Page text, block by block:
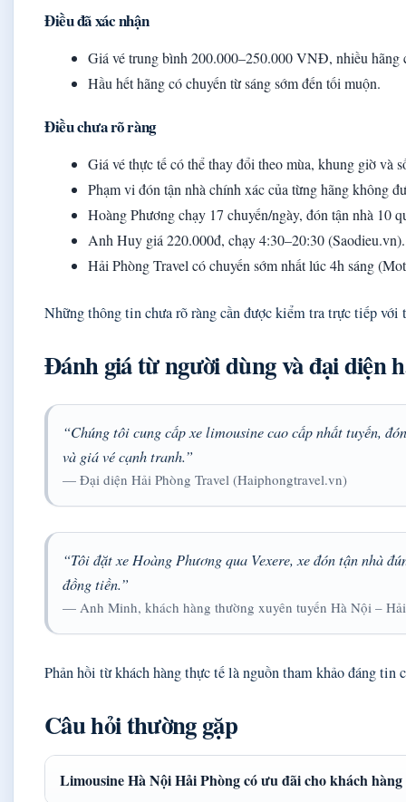
Điều đã xác nhận
Giá vé trung bình 200.000–250.000 VNĐ, nhiều hãng
Hầu hết hãng có chuyến từ sáng sớm đến tối muộn.
Điều chưa rõ ràng
Giá vé thực tế có thể thay đổi theo mùa, khung giờ và
Phạm vi đón tận nhà chính xác của từng hãng không
Hoàng Phương chạy 17 chuyến/ngày, đón tận nhà 10
Anh Huy giá 220.000đ, chạy 4:30–20:30 (Saodieu.vn).
Hải Phòng Travel có chuyến sớm nhất lúc 4h sáng
Những thông tin chưa rõ ràng cần được kiểm tra trực tiếp với
Đánh giá từ người dùng và đại diện
“Chúng tôi cung cấp xe limousine cao cấp nhất tuyến,
và giá vé cạnh tranh.”
— Đại diện Hải Phòng Travel (Haiphongtravel.vn)
“Tôi đặt xe Hoàng Phương qua Vexere, xe đón tận nhà
đồng tiền.”
— Anh Minh, khách hàng thường xuyên tuyến Hà Nội –
Phản hồi từ khách hàng thực tế là nguồn tham khảo đáng tin
Câu hỏi thường gặp
Limousine Hà Nội Hải Phòng có ưu đãi cho khách